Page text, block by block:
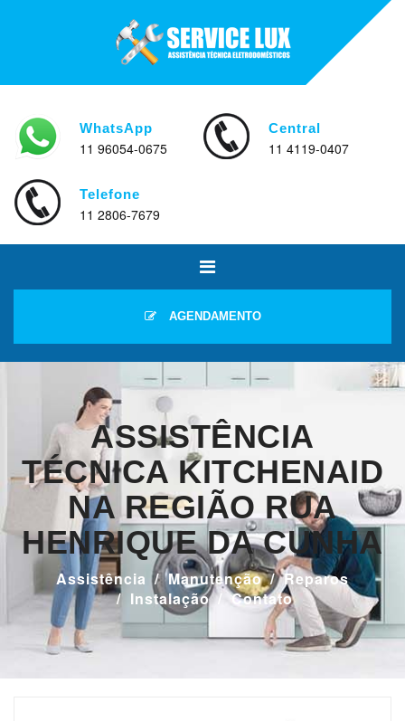
WhatsApp
11 96054-0675
Central
11 4119-0407
Telefone
11 2806-7679
AGENDAMENTO
ASSISTÊNCIA
TÉCNICA KITCHENAID
NA REGIÃO RUA
HENRIQUE DA CUNHA
Assistência Manutenção
Reparos
Instalação
Contato